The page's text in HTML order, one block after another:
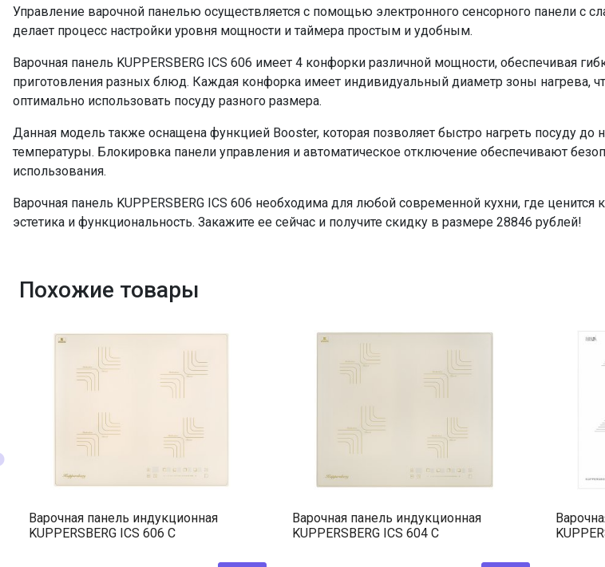
Диаметр зон, мм. задняя левая
210 мм
Диаметр зон, мм. задняя правая
180 мм
Длина сетевого шнура
120 см
ПРОМО Скидка
=28846.00
Управление варочной панелью осуществляется с помощью электронного сенсорного панели с
делает процесс настройки уровня мощности и таймера простым и удобным.
Варочная панель KUPPERSBERG ICS 606 имеет 4 конфорки различной мощности, обеспечивая
приготовления разных блюд. Каждая конфорка имеет индивидуальный диаметр зоны нагрева,
оптимально использовать посуду разного размера.
Данная модель также оснащена функцией Booster, которая позволяет быстро нагреть посуду до
температуры. Блокировка панели управления и автоматическое отключение обеспечивают
использования.
Варочная панель KUPPERSBERG ICS 606 необходима для любой современной кухни, где ценится
эстетика и функциональность. Закажите ее сейчас и получите скидку в размере 28846 рублей!
Похожие товары
Варочная панель индукционная
KUPPERSBERG ICS 606 C
Варочная панель индукционная
KUPPERSBERG ICS 604 C